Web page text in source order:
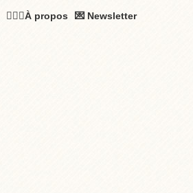
🧚🏻‍♂️À propos 💌 Newsletter